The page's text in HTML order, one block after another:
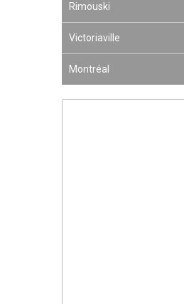
Rimouski
Victoriaville
Montréal